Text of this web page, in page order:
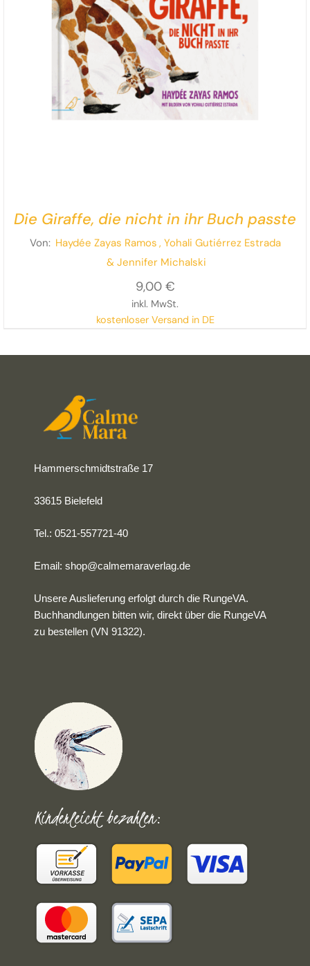
Die Giraffe, die nicht in ihr Buch passte
Von: Haydée Zayas Ramos , Yohali Gutiérrez Estrada
& Jennifer Michalski
9,00 €
inkl. MwSt.
kostenloser Versand in DE
Hammerschmidtstraße 17
33615 Bielefeld
Tel.: 0521-557721-40
Email:shop@calmemaraverlag.de
Unsere Auslieferung erfolgt durch die RungeVA.
Buchhandlungen bitten wir, direkt über die RungeVA
zu bestellen (VN 91322).
Kinderleicht bezahlen: